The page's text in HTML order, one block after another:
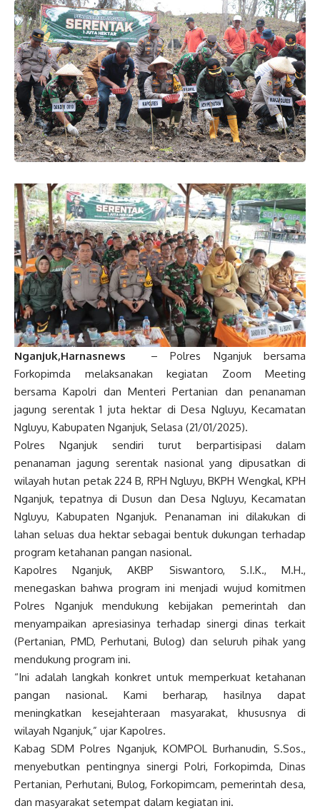
Nganjuk,Harnasnews – Polres Nganjuk bersama
Forkopimda melaksanakan kegiatan Zoom Meeting
bersama Kapolri dan Menteri Pertanian dan penanaman
jagung serentak 1 juta hektar di Desa Ngluyu, Kecamatan
Ngluyu, Kabupaten Nganjuk, Selasa (21/01/2025).
Polres Nganjuk sendiri turut berpartisipasi dalam
penanaman jagung serentak nasional yang dipusatkan di
wilayah hutan petak 224 B, RPH Ngluyu, BKPH Wengkal, KPH
Nganjuk, tepatnya di Dusun dan Desa Ngluyu, Kecamatan
Ngluyu, Kabupaten Nganjuk. Penanaman ini dilakukan di
lahan seluas dua hektar sebagai bentuk dukungan terhadap
program ketahanan pangan nasional.
Kapolres Nganjuk, AKBP Siswantoro, S.I.K., M.H.,
menegaskan bahwa program ini menjadi wujud komitmen
Polres Nganjuk mendukung kebijakan pemerintah dan
menyampaikan apresiasinya terhadap sinergi dinas terkait
(Pertanian, PMD, Perhutani, Bulog) dan seluruh pihak yang
mendukung program ini.
“Ini adalah langkah konkret untuk memperkuat ketahanan
pangan nasional. Kami berharap, hasilnya dapat
meningkatkan kesejahteraan masyarakat, khususnya di
wilayah Nganjuk,” ujar Kapolres.
Kabag SDM Polres Nganjuk, KOMPOL Burhanudin, S.Sos.,
menyebutkan pentingnya sinergi Polri, Forkopimda, Dinas
Pertanian, Perhutani, Bulog, Forkopimcam, pemerintah desa,
dan masyarakat setempat dalam kegiatan ini.